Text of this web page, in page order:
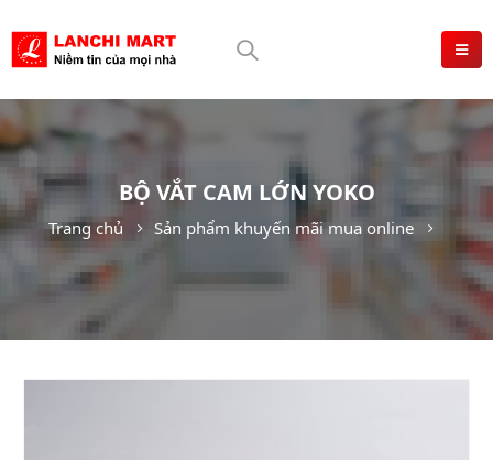
BỘ VẮT CAM LỚN YOKO
Trang chủ Sản phẩm khuyến mãi mua online